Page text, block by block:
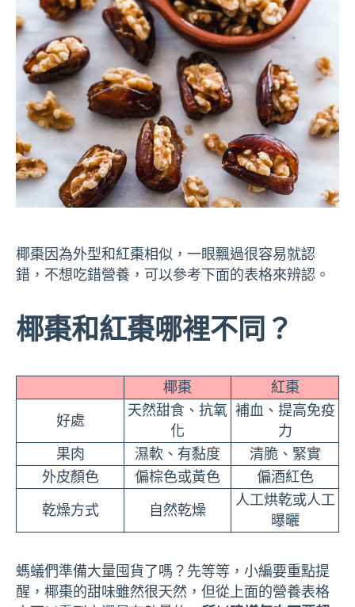
椰棗因為外型和紅棗相似，一眼飄過很容易就認
錯，不想吃錯營養，可以參考下面的表格來辨認。
椰棗和紅棗哪裡不同？
椰棗
紅棗
好處
天然甜食、抗氧
化
補血、提高免疫
力
果肉
濕軟、有黏度
清脆、緊實
外皮顏色
偏棕色或黃色
偏酒紅色
乾燥方式
自然乾燥
人工烘乾或人工
曝曬
螞蟻們準備大量囤貨了嗎？先等等，小編要重點提
醒，椰棗的甜味雖然很天然，但從上面的營養表格